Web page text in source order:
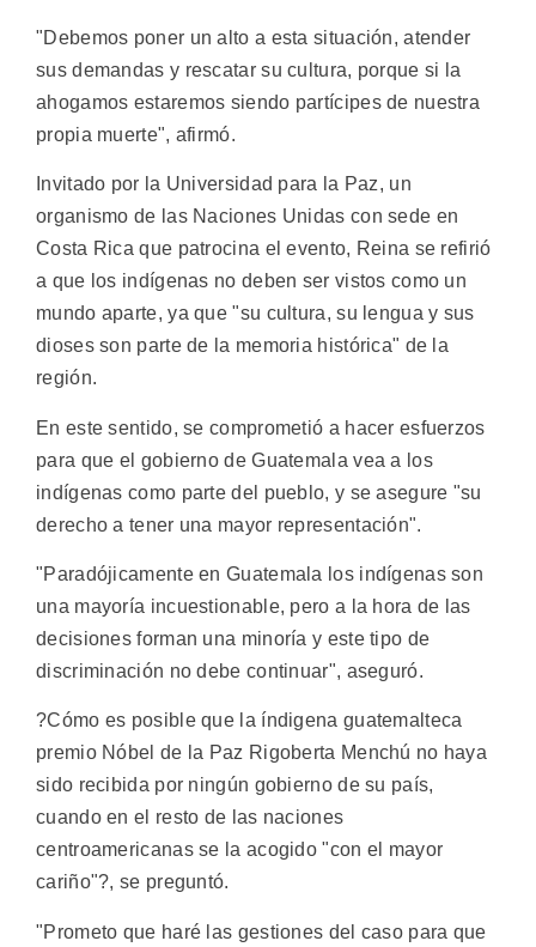
"Debemos poner un alto a esta situación, atender
sus demandas y rescatar su cultura, porque si la
ahogamos estaremos siendo partícipes de nuestra
propia muerte", afirmó.
Invitado por la Universidad para la Paz, un
organismo de las Naciones Unidas con sede en
Costa Rica que patrocina el evento, Reina se refirió
a que los indígenas no deben ser vistos como un
mundo aparte, ya que "su cultura, su lengua y sus
dioses son parte de la memoria histórica" de la
región.
En este sentido, se comprometió a hacer esfuerzos
para que el gobierno de Guatemala vea a los
indígenas como parte del pueblo, y se asegure "su
derecho a tener una mayor representación".
"Paradójicamente en Guatemala los indígenas son
una mayoría incuestionable, pero a la hora de las
decisiones forman una minoría y este tipo de
discriminación no debe continuar", aseguró.
?Cómo es posible que la índigena guatemalteca
premio Nóbel de la Paz Rigoberta Menchú no haya
sido recibida por ningún gobierno de su país,
cuando en el resto de las naciones
centroamericanas se la acogido "con el mayor
cariño"?, se preguntó.
"Prometo que haré las gestiones del caso para que